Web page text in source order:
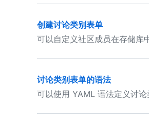
创建讨论类别表单
可以自定义社区成员在存储库
讨论类别表单的语法
可以使用 YAML 语法定义讨论